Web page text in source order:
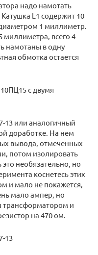
надо намотать
L1 содержит 10
1 миллиметр.
миллиметра, всего 4
намотаны в одну
обмотка остается
с двумя
или аналогичный
доработке. На нем
вывода, отмеченных
потом изолировать
необязательно, но
коснетесь этих
и мало не покажется,
мало ампер, но
и
на 470 ом.
13